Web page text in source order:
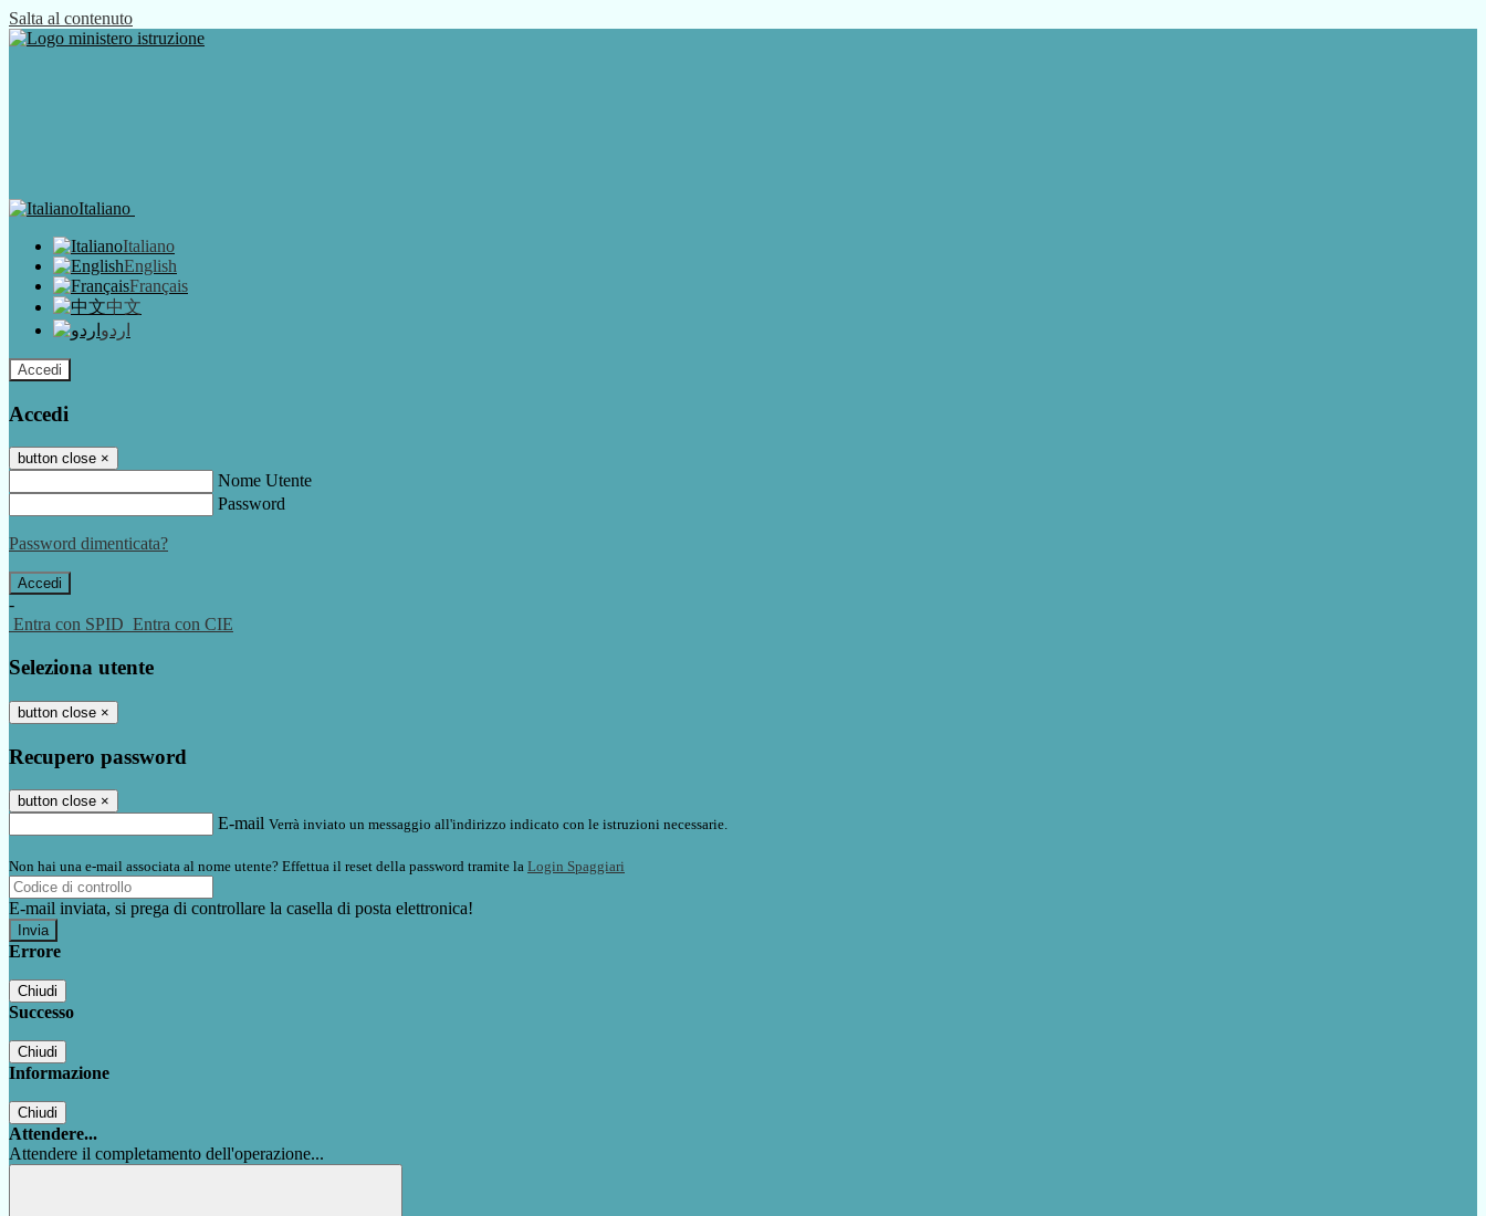
Salta al contenuto
Italiano
Italiano
English
Français
中文
اردو
Accedi
Accedi
button close ×
Nome Utente
Password
Password dimenticata?
-
Entra con SPID Entra con CIE
Seleziona utente
button close ×
Recupero password
button close ×
E-mail Verrà inviato un messaggio all'indirizzo indicato con le istruzioni necessarie.
Non hai una e-mail associata al nome utente? Effettua il reset della password tramite la Login Spaggiari
E-mail inviata, si prega di controllare la casella di posta elettronica!
Errore
Chiudi
Successo
Chiudi
Informazione
Chiudi
Attendere...
Attendere il completamento dell'operazione...